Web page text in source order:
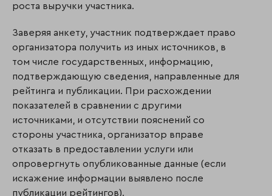
роста выручки участника.
Заверяя анкету, участник подтверждает право
организатора получить из иных источников, в
том числе государственных, информацию,
подтверждающую сведения, направленные для
рейтинга и публикации. При расхождении
показателей в сравнении с другими
источниками, и отсутствии пояснений со
стороны участника, организатор вправе
отказать в предоставлении услуги или
опровергнуть опубликованные данные (если
искажение информации выявлено после
публикации рейтингов).